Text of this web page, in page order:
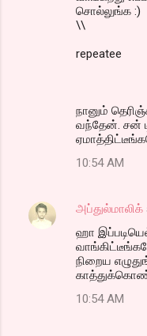
சொல்லுங்க :)
\\
repeatee
நானும்
வந்தேன். சன்
10:54 AM
அப்துல்மாலிக்
ஹா
நிறைய
10:54 AM